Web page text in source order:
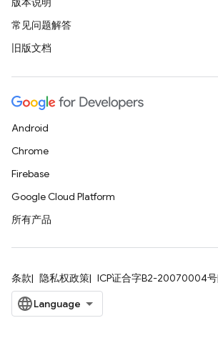
常见问题解答
旧版文档
Android
Chrome
Firebase
Google Cloud Platform
所有产品
条款 隐私权政策 ICP证合字B2-20070004号